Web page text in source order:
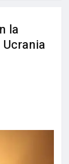
la